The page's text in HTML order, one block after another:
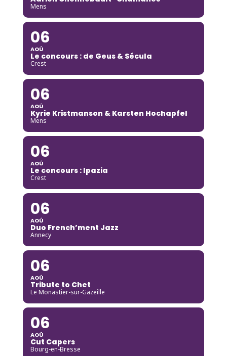
Mens
06
AOÛ
Le concours : de Geus & Sécula
Crest
06
AOÛ
Kyrie Kristmanson & Karsten Hochapfel
Mens
06
AOÛ
Le concours : Ipazia
Crest
06
AOÛ
Duo French’ment Jazz
Annecy
06
AOÛ
Tribute to Chet
Le Monastier-sur-Gazeille
06
AOÛ
Cut Capers
Bourg-en-Bresse